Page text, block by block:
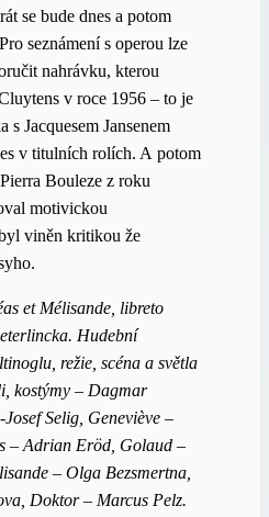
se bude dnes a potom
seznámení s operou lze
nahrávku, kterou
v roce 1956 – to je
s Jacquesem Jansenem
v titulních rolích. A potom
Bouleze z roku
motivickou
viněn kritikou že
et Mélisande, libreto
Hudební
režie, scéna a světla
kostýmy – Dagmar
Selig, Geneviève –
– Adrian Eröd, Golaud –
– Olga Bezsmertna,
Doktor – Marcus Pelz.